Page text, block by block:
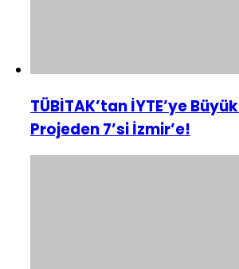
TÜBİTAK’tan İYTE’ye
Projeden 7’si İzmir’e!